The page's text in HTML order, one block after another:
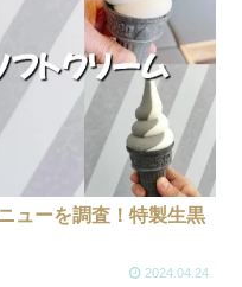
ューを調査！特製生黒
2024.04.24